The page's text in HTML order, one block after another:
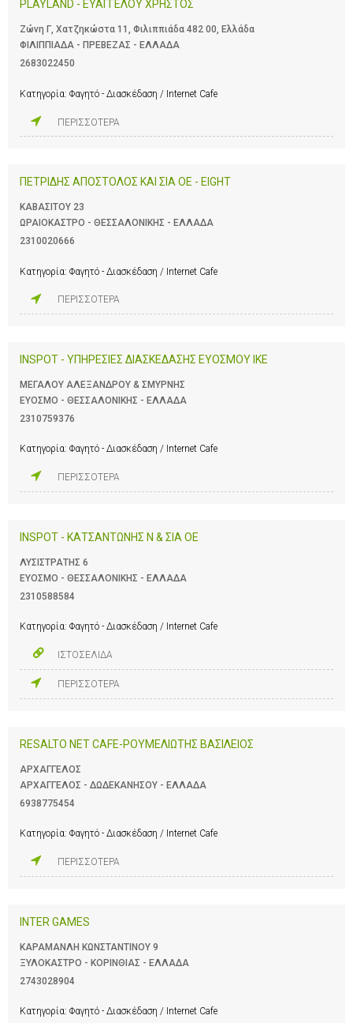
PLAYLAND - ΕΥΑΓΓΕΛΟΥ ΧΡΗΣΤΟΣ
Ζώνη Γ, Χατζηκώστα 11, Φιλιππιάδα 482 00, Ελλάδα
ΦΙΛΙΠΠΙΑΔΑ - ΠΡΕΒΕΖΑΣ - ΕΛΛΑΔΑ
2683022450
Κατηγορία: Φαγητό - Διασκέδαση / Internet Cafe
ΠΕΡΙΣΣΟΤΕΡΑ
ΠΕΤΡΙΔΗΣ ΑΠΟΣΤΟΛΟΣ ΚΑΙ ΣΙΑ ΟΕ - EIGHT
ΚΑΒΑΣΙΤΟΥ 23
ΩΡΑΙΟΚΑΣΤΡΟ - ΘΕΣΣΑΛΟΝΙΚΗΣ - ΕΛΛΑΔΑ
2310020666
Κατηγορία: Φαγητό - Διασκέδαση / Internet Cafe
ΠΕΡΙΣΣΟΤΕΡΑ
INSPOT - ΥΠΗΡΕΣΙΕΣ ΔΙΑΣΚΕΔΑΣΗΣ ΕΥΟΣΜΟΥ ΙΚΕ
ΜΕΓΑΛΟΥ ΑΛΕΞΑΝΔΡΟΥ & ΣΜΥΡΝΗΣ
ΕΥΟΣΜΟ - ΘΕΣΣΑΛΟΝΙΚΗΣ - ΕΛΛΑΔΑ
2310759376
Κατηγορία: Φαγητό - Διασκέδαση / Internet Cafe
ΠΕΡΙΣΣΟΤΕΡΑ
INSPOT - ΚΑΤΣΑΝΤΩΝΗΣ Ν & ΣΙΑ ΟΕ
ΛΥΣΙΣΤΡΑΤΗΣ 6
ΕΥΟΣΜΟ - ΘΕΣΣΑΛΟΝΙΚΗΣ - ΕΛΛΑΔΑ
2310588584
Κατηγορία: Φαγητό - Διασκέδαση / Internet Cafe
ΙΣΤΟΣΕΛΙΔΑ
ΠΕΡΙΣΣΟΤΕΡΑ
RESALTO NET CAFE-ΡΟΥΜΕΛΙΩΤΗΣ ΒΑΣΙΛΕΙΟΣ
ΑΡΧΑΓΓΕΛΟΣ
ΑΡΧΑΓΓΕΛΟΣ - ΔΩΔΕΚΑΝΗΣΟΥ - ΕΛΛΑΔΑ
6938775454
Κατηγορία: Φαγητό - Διασκέδαση / Internet Cafe
ΠΕΡΙΣΣΟΤΕΡΑ
INTER GAMES
ΚΑΡΑΜΑΝΛΗ ΚΩΝΣΤΑΝΤΙΝΟΥ 9
ΞΥΛΟΚΑΣΤΡΟ - ΚΟΡΙΝΘΙΑΣ - ΕΛΛΑΔΑ
2743028904
Κατηγορία: Φαγητό - Διασκέδαση / Internet Cafe